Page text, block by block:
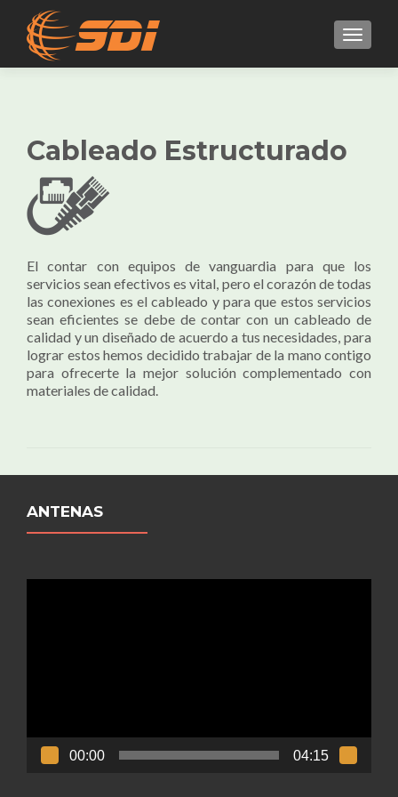
MENU
Cableado Estructurado
El contar con equipos de vanguardia para que los
servicios sean efectivos es vital, pero el corazón de todas
las conexiones es el cableado y para que estos servicios
sean eficientes se debe de contar con un cableado de
calidad y un diseñado de acuerdo a tus necesidades, para
lograr estos hemos decidido trabajar de la mano contigo
para ofrecerte la mejor solución complementado con
materiales de calidad.
ANTENAS
00:00 04:15